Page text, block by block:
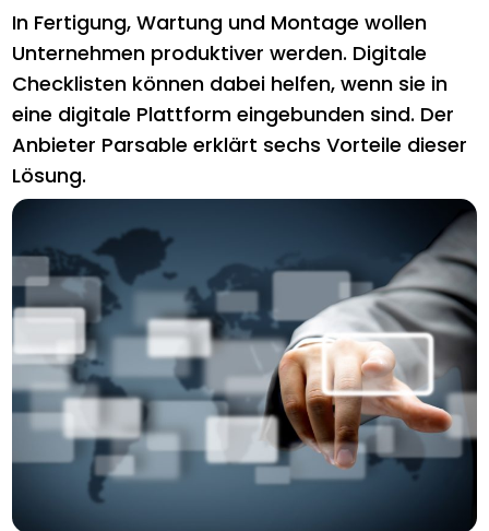
In Fertigung, Wartung und Montage wollen
Unternehmen produktiver werden. Digitale
Checklisten können dabei helfen, wenn sie in
eine digitale Plattform eingebunden sind. Der
Anbieter Parsable erklärt sechs Vorteile dieser
Lösung.